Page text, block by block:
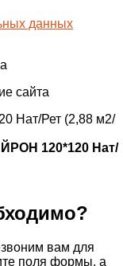
данных
сайта
120*120 Нат/
вам для
поля формы, а